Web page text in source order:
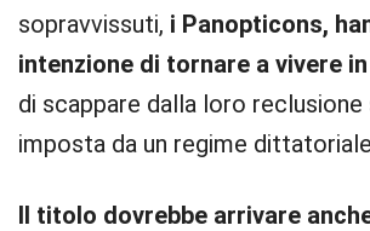
sopravvissuti, i Panopticons,
intenzione di tornare a vivere
di scappare dalla loro
imposta da un regime
Il titolo dovrebbe arrivare